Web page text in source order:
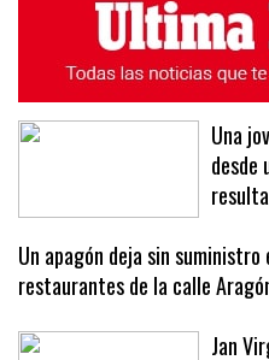
Una
desde
Un apagón deja sin
restaurantes de la calle
Jan